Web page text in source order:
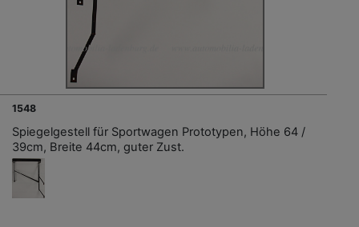
1548
Spiegelgestell für Sportwagen Prototypen, Höhe 64 /
39cm, Breite 44cm, guter Zust.